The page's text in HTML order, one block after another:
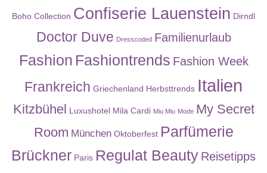
Boho Collection Confiserie Lauenstein Dirndl
Doctor Duve Dresscoded Familienurlaub
Fashion Fashiontrends Fashion Week
Frankreich Griechenland Herbsttrends Italien
Kitzbühel Luxushotel Mila Cardi Miu Miu Mode My Secret
Room München Oktoberfest Parfümerie
Brückner Paris Regulat Beauty Reisetipps